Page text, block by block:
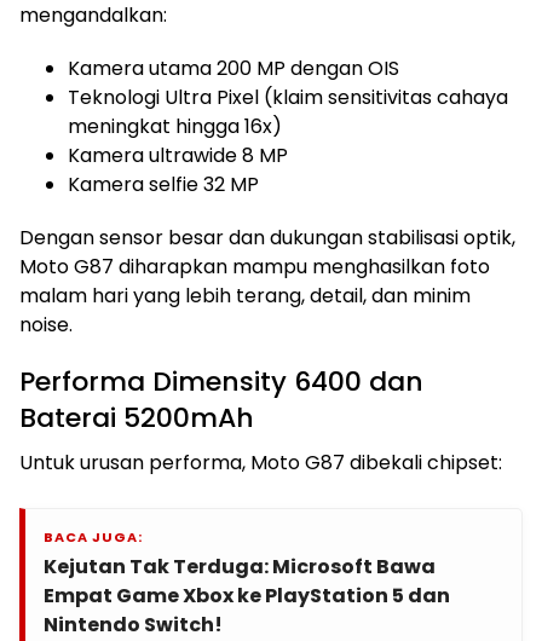
mengandalkan:
Kamera utama 200 MP dengan OIS
Teknologi Ultra Pixel (klaim sensitivitas cahaya
meningkat hingga 16x)
Kamera ultrawide 8 MP
Kamera selfie 32 MP
Dengan sensor besar dan dukungan stabilisasi optik,
Moto G87 diharapkan mampu menghasilkan foto
malam hari yang lebih terang, detail, dan minim
noise.
Performa Dimensity 6400 dan
Baterai 5200mAh
Untuk urusan performa, Moto G87 dibekali chipset:
BACA JUGA:
Kejutan Tak Terduga: Microsoft Bawa
Empat Game Xbox ke PlayStation 5 dan
Nintendo Switch!